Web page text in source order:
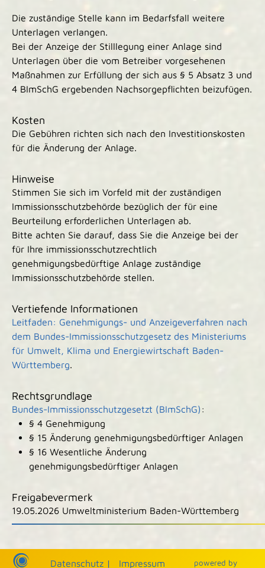
Die zuständige Stelle kann im Bedarfsfall weitere
Unterlagen verlangen.
Bei der Anzeige der Stilllegung einer Anlage sind
Unterlagen über die vom Betreiber vorgesehenen
Maßnahmen zur Erfüllung der sich aus § 5 Absatz 3 und
4 BImSchG ergebenden Nachsorgepflichten beizufügen.
Kosten
Die Gebühren richten sich nach den Investitionskosten
für die Änderung der Anlage.
Hinweise
Stimmen Sie sich im Vorfeld mit der zuständigen
Immissionsschutzbehörde bezüglich der für eine
Beurteilung erforderlichen Unterlagen ab.
Bitte achten Sie darauf, dass Sie die Anzeige bei der
für Ihre immissionsschutzrechtlich
genehmigungsbedürftige Anlage zuständige
Immissionsschutzbehörde stellen.
Vertiefende Informationen
Leitfaden: Genehmigungs- und Anzeigeverfahren nach
dem Bundes-Immissionsschutzgesetz des Ministeriums
für Umwelt, Klima und Energiewirtschaft Baden-
Württemberg.
Rechtsgrundlage
Bundes-Immissionsschutzgesetzt (BImSchG) :
§ 4Genehmigung
§ 15 Änderung genehmigungsbedürftiger Anlagen
§ 16 Wesentliche Änderung
genehmigungsbedürftiger Anlagen
Freigabevermerk
19.05.2026 Umweltministerium Baden-Württemberg
powered by
Datenschutz | Impressum